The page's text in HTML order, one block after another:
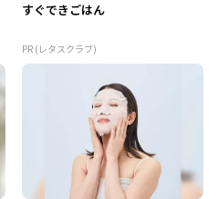
すぐできごはん
PR (レタスクラブ)